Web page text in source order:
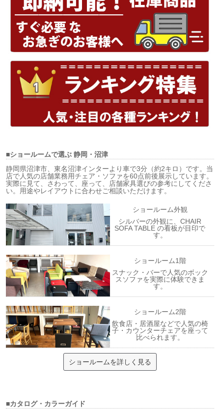
■ショールームで選ぶ静岡・沼津
静岡県沼津市、東名沼津インターより車で3分（約2キロ）です。当
店で人気の店舗業務用チェア・ソファを60点前後展示しています。
実際に見て、さわって、座って、店舗家具選びの参考にしてくださ
い。用途やレイアウトに合わせご相談いただけます。
ショールーム外観
シルバーの外観に、CHAIR
SOFA TABLE の看板が目印で
す。
ショールーム1階
スナック・バーで人気のボック
スソファを実際に体験できま
す。
ショールーム2階
飲食店・居酒屋などで人気の椅
子・カウンターチェアを座って
比べられます。
ショールームを詳しく見る
■カタログ・カラーガイド